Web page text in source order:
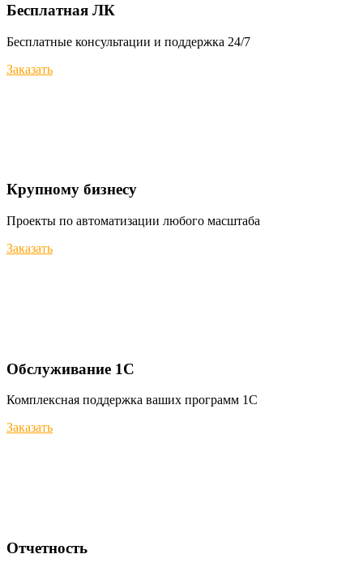
Бесплатная ЛК
Бесплатные консультации и поддержка 24/7
Заказать
Крупному бизнесу
Проекты по автоматизации любого масштаба
Заказать
Обслуживание 1С
Комплексная поддержка ваших программ 1С
Заказать
Отчетность